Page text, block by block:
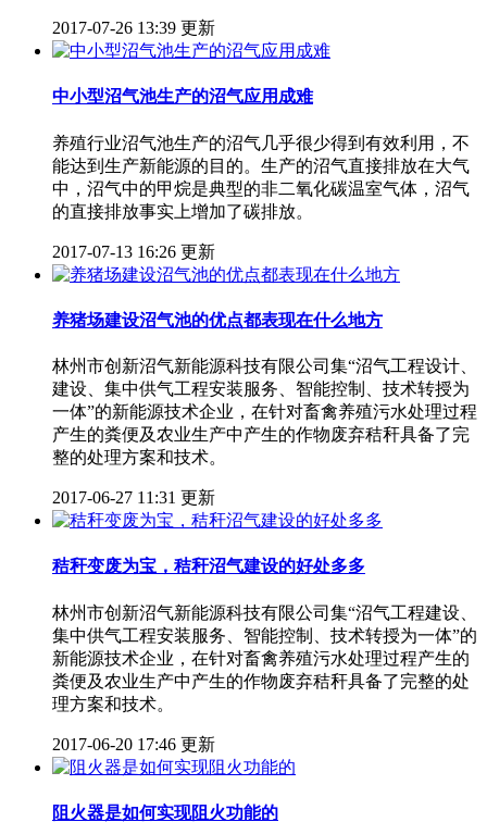
2017-07-26 13:39 更新
中小型沼气池生产的沼气应用成难
养殖行业沼气池生产的沼气几乎很少得到有效利用，不
能达到生产新能源的目的。生产的沼气直接排放在大气
中，沼气中的甲烷是典型的非二氧化碳温室气体，沼气
的直接排放事实上增加了碳排放。
2017-07-13 16:26 更新
养猪场建设沼气池的优点都表现在什么地方
林州市创新沼气新能源科技有限公司集“沼气工程设计、
建设、集中供气工程安装服务、智能控制、技术转授为
一体”的新能源技术企业，在针对畜禽养殖污水处理过程
产生的粪便及农业生产中产生的作物废弃秸秆具备了完
整的处理方案和技术。
2017-06-27 11:31 更新
秸秆变废为宝，秸秆沼气建设的好处多多
林州市创新沼气新能源科技有限公司集“沼气工程建设、
集中供气工程安装服务、智能控制、技术转授为一体”的
新能源技术企业，在针对畜禽养殖污水处理过程产生的
粪便及农业生产中产生的作物废弃秸秆具备了完整的处
理方案和技术。
2017-06-20 17:46 更新
阻火器是如何实现阻火功能的